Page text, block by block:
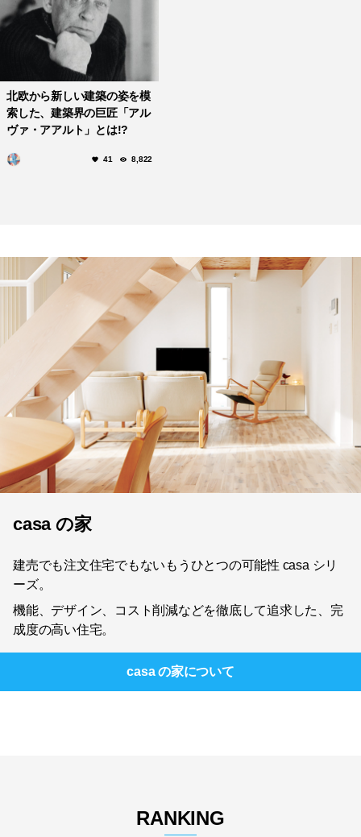
北欧から新しい建築の姿を模
索した、建築界の巨匠「アル
ヴァ・アアルト」とは!?
41 8,822
casa の家
建売でも注文住宅でもないもうひとつの可能性 casa シリ
ーズ。
機能、デザイン、コスト削減などを徹底して追求した、完
成度の高い住宅。
casa の家について
RANKING